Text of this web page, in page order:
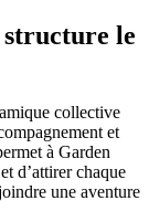
le
collective
et
à Garden
d’attirer chaque
une aventure